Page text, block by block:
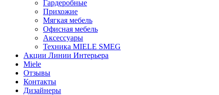
Гардеробные
Прихожие
Мягкая мебель
Офисная мебель
Аксессуары
Техника MIELE SMEG
Акции Линии Интерьера
Miele
Отзывы
Контакты
Дизайнеры